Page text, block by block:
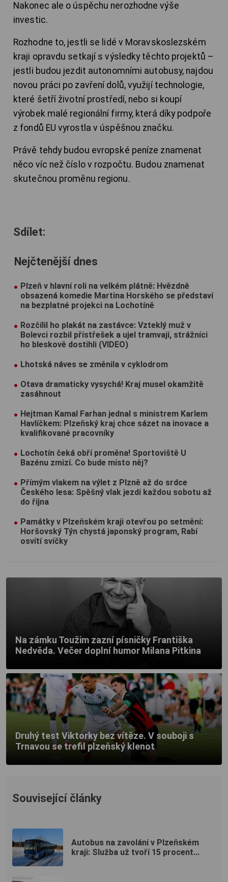
Nakonec ale o úspěchu nerozhodne výše
investic.
Rozhodne to, jestli se lidé v Moravskoslezském
kraji opravdu setkají s výsledky těchto projektů –
jestli budou jezdit autonomními autobusy, najdou
novou práci po zavření dolů, využijí technologie,
které šetří životní prostředí, nebo si koupí
výrobek malé regionální firmy, která díky podpoře
z fondů EU vyrostla v úspěšnou značku.
Právě tehdy budou evropské peníze znamenat
něco víc než číslo v rozpočtu. Budou znamenat
skutečnou proměnu regionu.
Sdílet:
Nejčtenější dnes
Plzeň v hlavní roli na velkém plátně: Hvězdně
obsazená komedie Martina Horského se představí
na bezplatné projekci na Lochotíně
Rozčílil ho plakát na zastávce: Vzteklý muž v
Bolevci rozbil přístřešek a ujel tramvají, strážníci
ho bleskově dostihli (VIDEO)
Lhotská náves se změnila v cyklodrom
Otava dramaticky vysychá! Kraj musel okamžitě
zasáhnout
Hejtman Kamal Farhan jednal s ministrem Karlem
Havlíčkem: Plzeňský kraj chce sázet na inovace a
kvalifikované pracovníky
Lochotín čeká obří proměna! Sportoviště U
Bazénu zmizí. Co bude místo něj?
Přímým vlakem na výlet z Plzně až do srdce
Českého lesa: Spěšný vlak jezdí každou sobotu až
do října
Památky v Plzeňském kraji otevřou po setmění:
Horšovský Týn chystá japonský program, Rabí
osvítí svíčky
Na zámku Toužim zazní písničky Františka
Nedvěda. Večer doplní humor Milana Pitkina
Druhý test Viktorky bez vítěze. V souboji s
Trnavou se trefil plzeňský klenot
Související články
Autobus na zavolání v Plzeňském
kraji: Služba už tvoří 15 procent...